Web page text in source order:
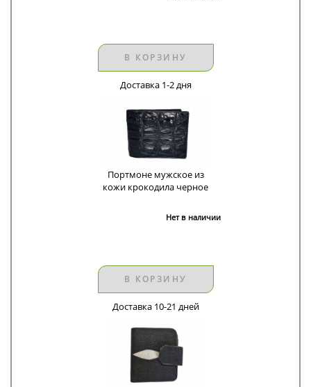
В КОРЗИНУ
Доставка 1-2 дня
Портмоне мужское из
кожи крокодила черное
Нет в наличии
В КОРЗИНУ
Доставка 10-21 дней